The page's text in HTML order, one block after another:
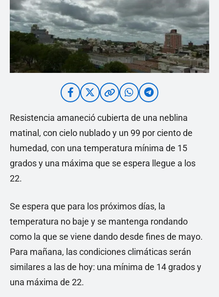
Resistencia amaneció cubierta de una neblina
matinal, con cielo nublado y un 99 por ciento de
humedad, con una temperatura mínima de 15
grados y una máxima que se espera llegue a los
22.
Se espera que para los próximos días, la
temperatura no baje y se mantenga rondando
como la que se viene dando desde fines de mayo.
Para mañana, las condiciones climáticas serán
similares a las de hoy: una mínima de 14 grados y
una máxima de 22.